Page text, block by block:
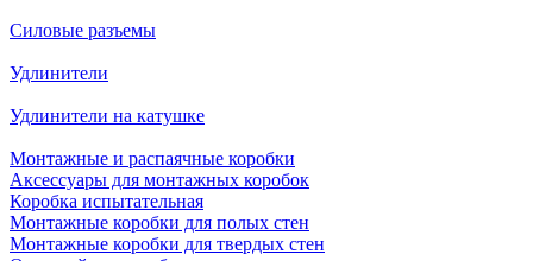
Силовые разъемы
Удлинители
Удлинители на катушке
Монтажные и распаячные коробки
Аксессуары для монтажных коробок
Коробка испытательная
Монтажные коробки для полых стен
Монтажные коробки для твердых стен